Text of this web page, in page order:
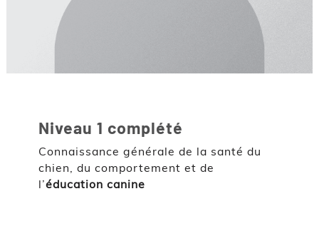
Niveau 1 complété
Connaissance générale de la santé du
chien, du comportement et de
l’éducation canine